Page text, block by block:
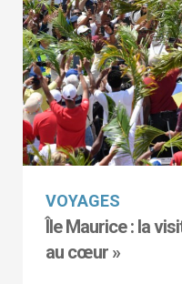
VOYAGES
Île Maurice : la
au cœur »